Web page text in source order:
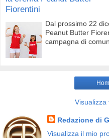
Fiorentini
Dal prossimo 22
Peanut Butter
campagna di
Visualizza
Redazione di
Visualizza il mio